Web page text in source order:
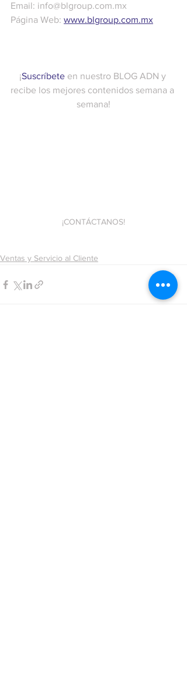
Email: info@blgroup.com.mx
Página Web: www.blgroup.com.mx
¡Suscríbete en nuestro BLOG ADN y
recibe los mejores contenidos semana a
semana!
¡CONTÁCTANOS!
Ventas y Servicio al Cliente